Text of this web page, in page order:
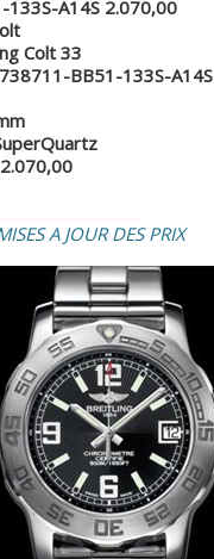
133S-A14S 2.070,00
Colt 33
BB51-133S-A14S
A JOUR DES PRIX